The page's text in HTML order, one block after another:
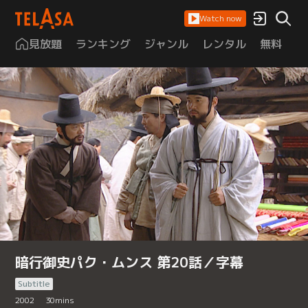
Watch now
見放題 ランキング ジャンル レンタル 無料
暗行御史パク・ムンス 第20話／字幕
Subtitle
2002
30mins